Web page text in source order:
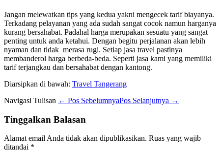
Jangan melewatkan tips yang kedua yakni mengecek tarif biayanya.
Terkadang pelayanan yang ada sudah sangat cocok namun harganya
kurang bersahabat. Padahal harga merupakan sesuatu yang sangat
penting untuk anda ketahui. Dengan begitu perjalanan akan lebih
nyaman dan tidak merasa rugi. Setiap jasa travel pastinya
membanderol harga berbeda-beda. Seperti jasa kami yang memiliki
tarif terjangkau dan bersahabat dengan kantong.
Diarsipkan di bawah: Travel Tangerang
Navigasi Tulisan ← Pos SebelumnyaPos Selanjutnya →
Tinggalkan Balasan
Alamat email Anda tidak akan dipublikasikan. Ruas yang wajib
ditandai *